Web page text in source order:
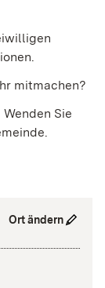
mitmachen?
Sie
Ort ändern